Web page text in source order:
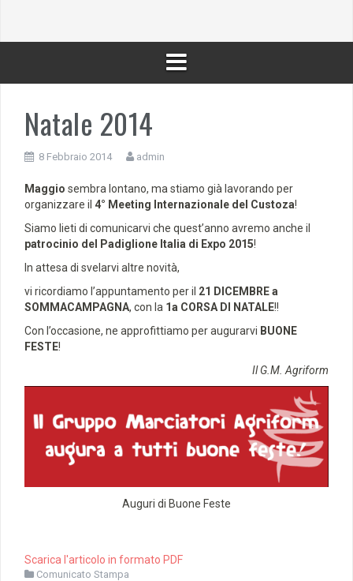
Natale 2014
8 Febbraio 2014 admin
Maggio sembra lontano, ma stiamo già lavorando per
organizzare il 4° Meeting Internazionale del Custoza!
Siamo lieti di comunicarvi che quest’anno avremo anche il
patrocinio del Padiglione Italia di Expo 2015!
In attesa di svelarvi altre novità,
vi ricordiamo l’appuntamento per il 21 DICEMBRE a
SOMMACAMPAGNA, con la 1a CORSA DI NATALE!!
Con l’occasione, ne approfittiamo per augurarvi BUONE
FESTE!
Il G.M. Agriform
Auguri di Buone Feste
Scarica l'articolo in formato PDF
Comunicato Stampa